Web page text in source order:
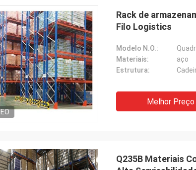
Rack de
Filo Logistics
Modelo N.O.:
Materiais:
aço
Estrutura:
Melhor Preço
Q235B Materiais